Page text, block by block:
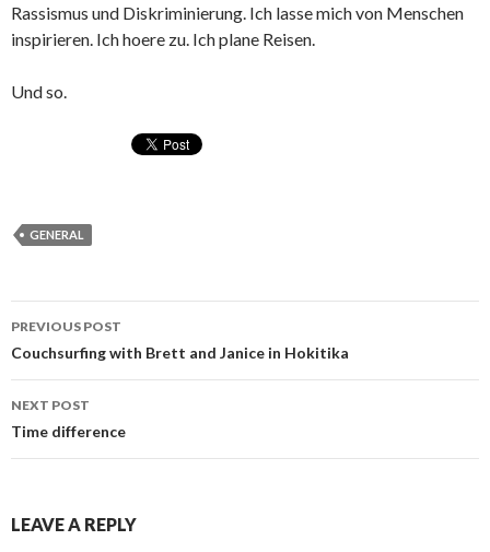
Rassismus und Diskriminierung. Ich lasse mich von Menschen
inspirieren. Ich hoere zu. Ich plane Reisen.
Und so.
GENERAL
Post
navigation
PREVIOUS POST
Couchsurfing with Brett and Janice in Hokitika
NEXT POST
Time difference
LEAVE A REPLY